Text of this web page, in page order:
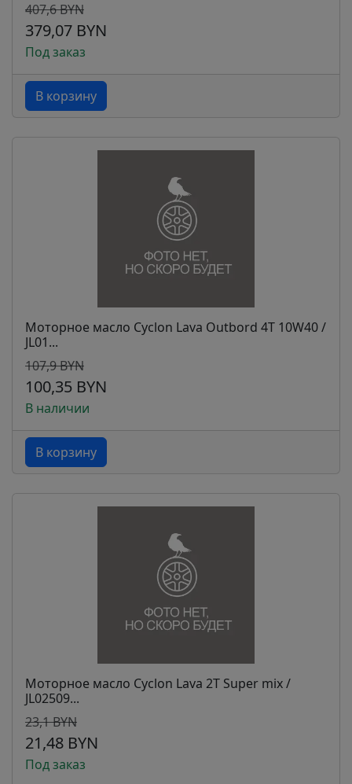
407,6 BYN
379,07 BYN
Под заказ
В корзину
Моторное масло Cyclon Lava Outbord 4T 10W40 /
JL01...
107,9 BYN
100,35 BYN
В наличии
В корзину
Моторное масло Cyclon Lava 2T Super mix /
JL02509...
23,1 BYN
21,48 BYN
Под заказ